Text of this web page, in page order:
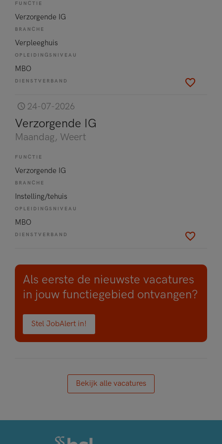
FUNCTIE
Verzorgende IG
BRANCHE
Verpleeghuis
OPLEIDINGSNIVEAU
MBO
DIENSTVERBAND
24-07-2026
Verzorgende IG
Maandag, Weert
FUNCTIE
Verzorgende IG
BRANCHE
Instelling/tehuis
OPLEIDINGSNIVEAU
MBO
DIENSTVERBAND
Als eerste de nieuwste vacatures
in jouw functiegebied ontvangen?
Stel JobAlert in!
Bekijk alle vacatures